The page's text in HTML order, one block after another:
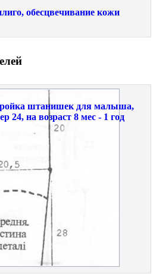
обесцвечивание кожи
штанишек для малыша,
24, на возраст 8 мес - 1 год